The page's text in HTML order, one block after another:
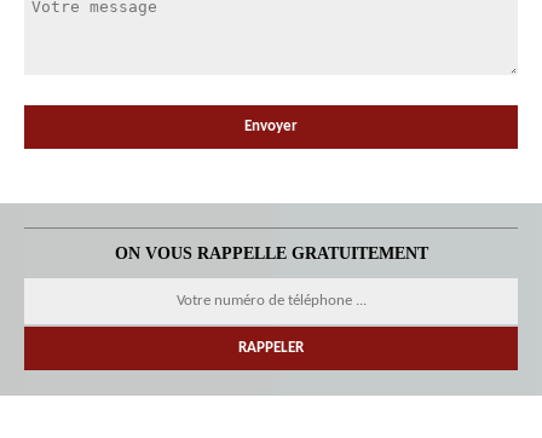
ON VOUS RAPPELLE GRATUITEMENT